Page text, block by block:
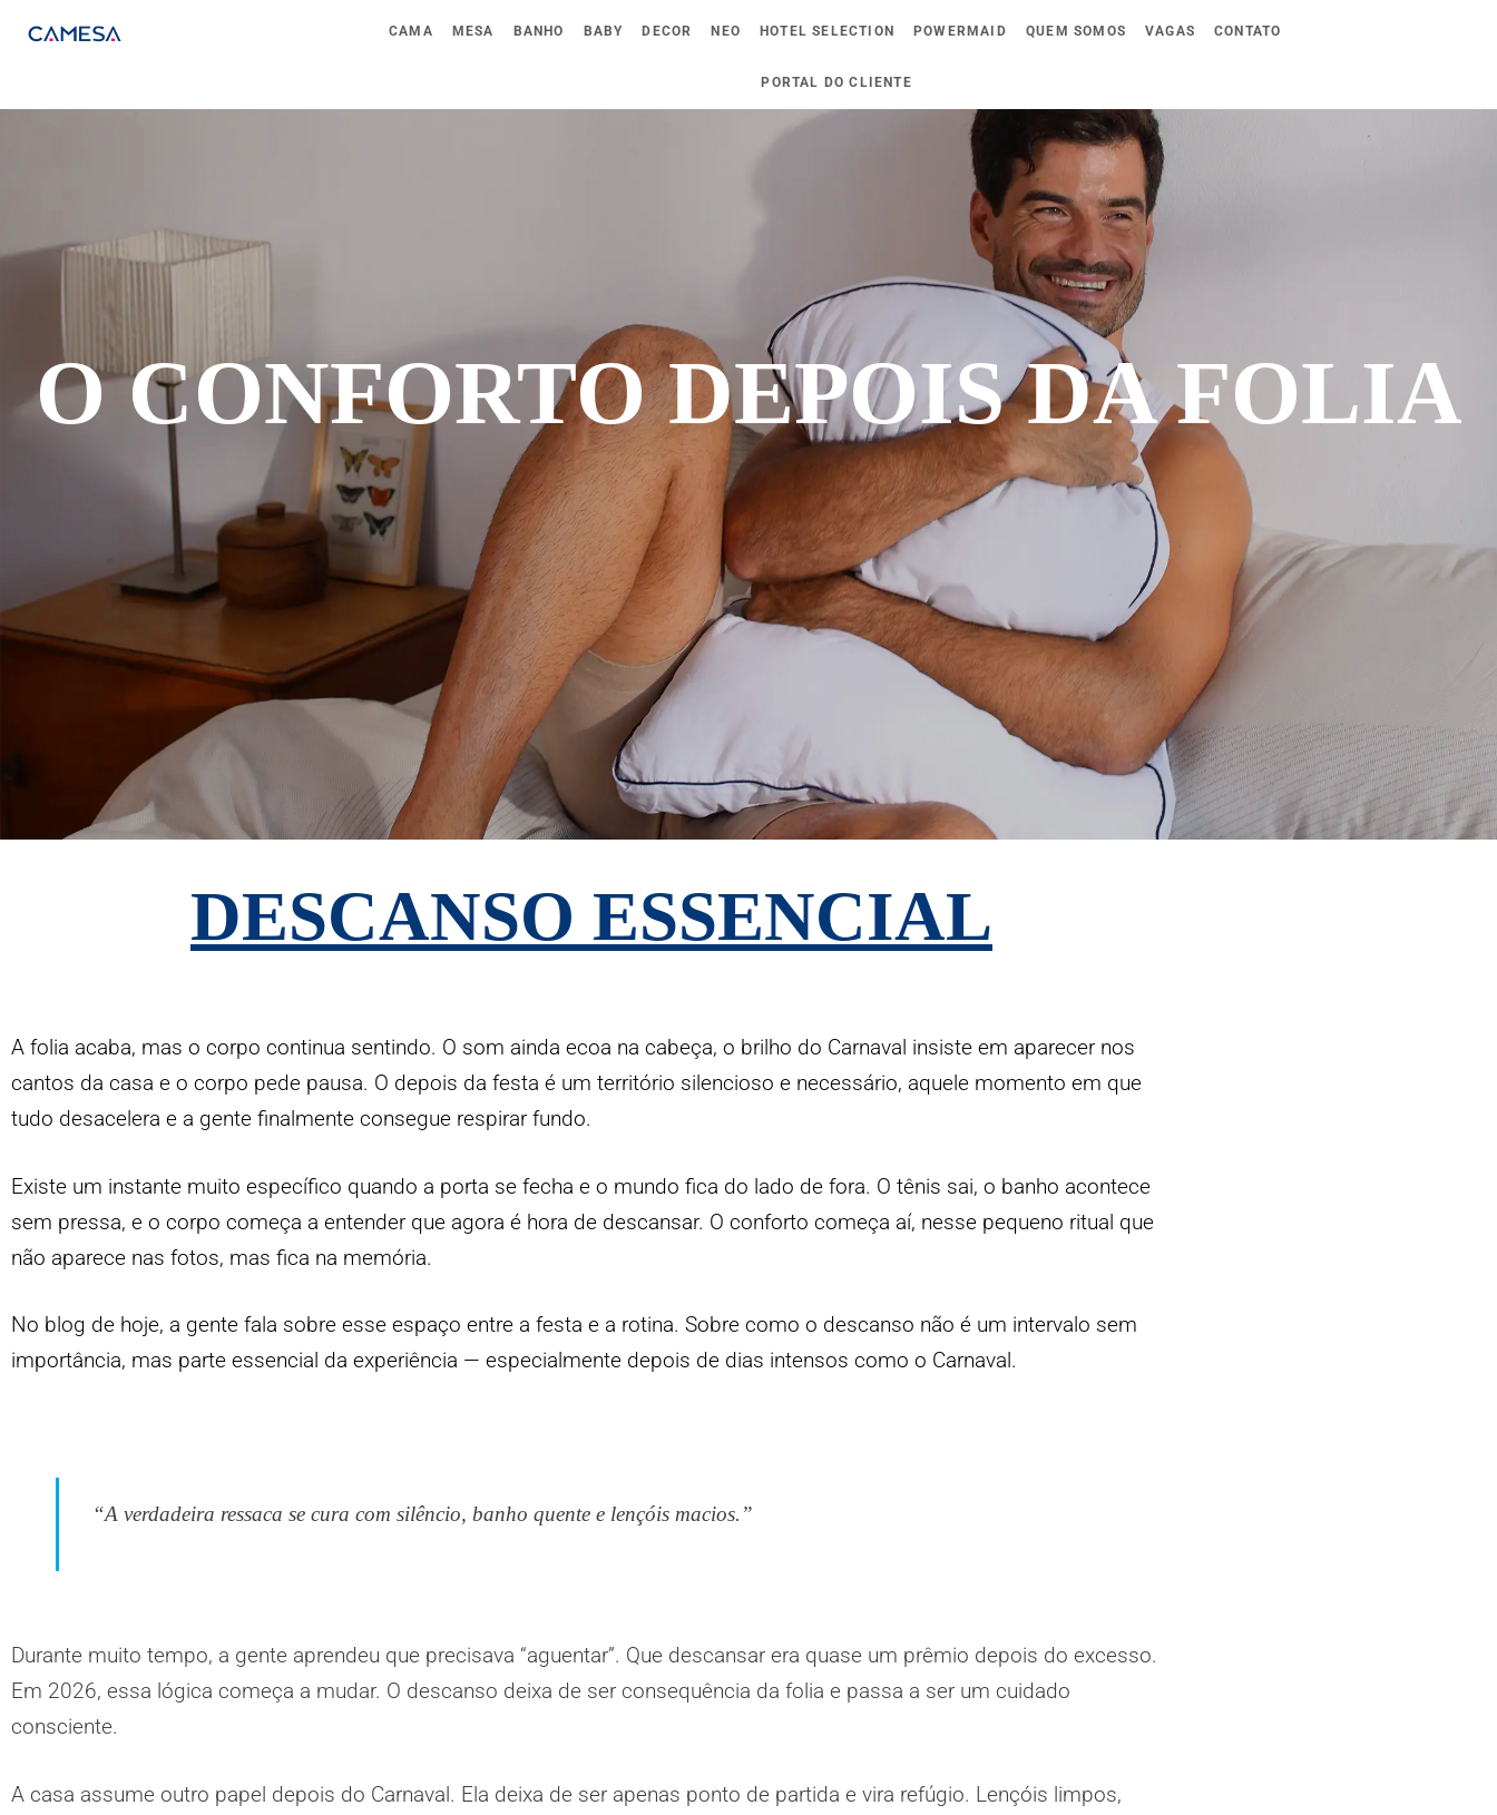
CAMA MESA BANHO BABY DECOR NEO HOTEL SELECTION POWERMAID QUEM SOMOS VAGAS CONTATO
PORTAL DO CLIENTE
O CONFORTO DEPOIS DA FOLIA
DESCANSO ESSENCIAL
A folia acaba, mas o corpo continua sentindo. O som ainda ecoa na cabeça, o brilho do Carnaval insiste em aparecer nos
cantos da casa e o corpo pede pausa. O depois da festa é um território silencioso e necessário, aquele momento em que
tudo desacelera e a gente finalmente consegue respirar fundo.
Existe um instante muito específico quando a porta se fecha e o mundo fica do lado de fora. O tênis sai, o banho acontece
sem pressa, e o corpo começa a entender que agora é hora de descansar. O conforto começa aí, nesse pequeno ritual que
não aparece nas fotos, mas fica na memória.
No blog de hoje, a gente fala sobre esse espaço entre a festa e a rotina. Sobre como o descanso não é um intervalo sem
importância, mas parte essencial da experiência — especialmente depois de dias intensos como o Carnaval.
“A verdadeira ressaca se cura com silêncio, banho quente e lençóis macios.”
Durante muito tempo, a gente aprendeu que precisava “aguentar”. Que descansar era quase um prêmio depois do excesso.
Em 2026, essa lógica começa a mudar. O descanso deixa de ser consequência da folia e passa a ser um cuidado
consciente.
A casa assume outro papel depois do Carnaval. Ela deixa de ser apenas ponto de partida e vira refúgio. Lençóis limpos,